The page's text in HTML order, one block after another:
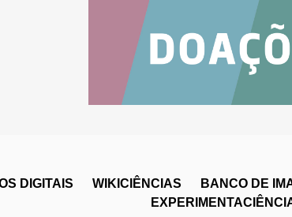
DIGITAIS WIKICIÊNCIAS BANCO DE